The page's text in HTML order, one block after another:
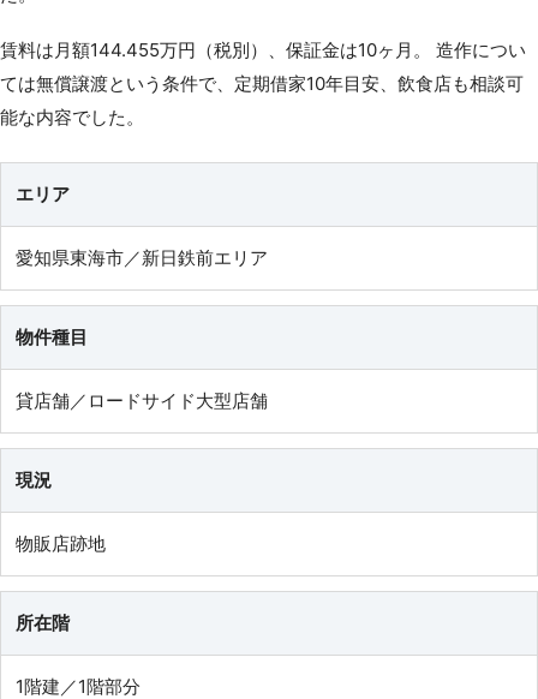
賃料は月額144.455万円（税別）、保証金は10ヶ月。 造作につい
ては無償譲渡という条件で、定期借家10年目安、飲食店も相談可
能な内容でした。
エリア
愛知県東海市／新日鉄前エリア
物件種目
貸店舗／ロードサイド大型店舗
現況
物販店跡地
所在階
1階建／1階部分